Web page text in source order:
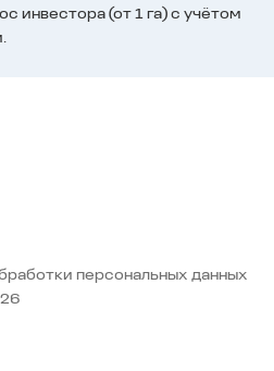
инвестора (от 1 га) с учётом
персональных данных